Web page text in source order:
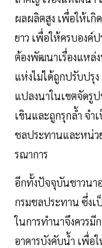
ผลผลิตสูง เพื่อให้เกิ
ยาว เพื่อให้ครบองค์
ต้องพัฒนาเรื่องแหล่ง
แห่งไม่ได้ถูกปรับปรุ
แปลงนาในเขตจัดรู
เขินและถูกรุกล้ำ จำ
ชลประทานและหน่ว
รณาการ
อีกทั้งปัจจุบันชาวนา
กรมชลประทาน ซึ่งเ
ในการทำนาจึงควร
อาคารบังคับน้ำ เพื่อ